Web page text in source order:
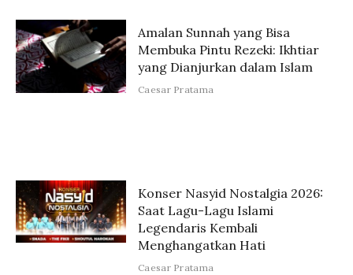
Amalan Sunnah yang Bisa
Membuka Pintu Rezeki: Ikhtiar
yang Dianjurkan dalam Islam
Caesar Pratama
Konser Nasyid Nostalgia 2026:
Saat Lagu-Lagu Islami
Legendaris Kembali
Menghangatkan Hati
Caesar Pratama